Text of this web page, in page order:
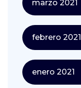
marzo 2021
febrero 2021
enero 2021